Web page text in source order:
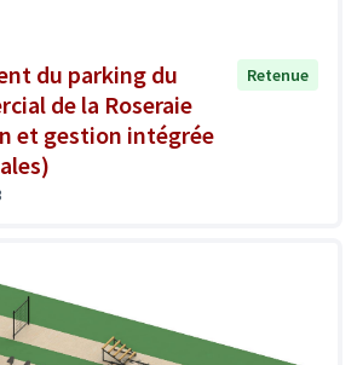
du parking du
de la Roseraie
et gestion intégrée
Retenue